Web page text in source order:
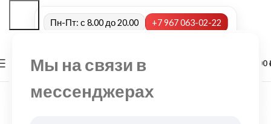
Мы на связи в
мессенджерах
Пн-Пт: с 8.00 до 20.00 +7 967 063-02-22
МЕНЮ 0,00